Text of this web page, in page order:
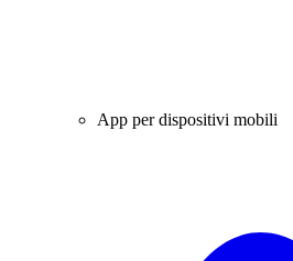
App per dispositivi mobili